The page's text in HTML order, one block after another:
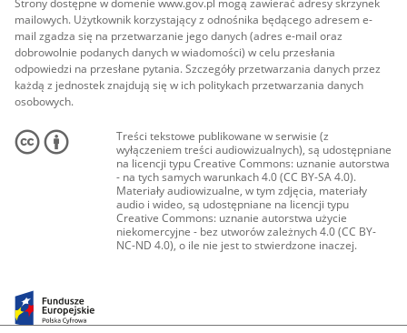
Strony dostępne w domenie www.gov.pl mogą zawierać adresy skrzynek
mailowych. Użytkownik korzystający z odnośnika będącego adresem e-
mail zgadza się na przetwarzanie jego danych (adres e-mail oraz
dobrowolnie podanych danych w wiadomości) w celu przesłania
odpowiedzi na przesłane pytania. Szczegóły przetwarzania danych przez
każdą z jednostek znajdują się w ich politykach przetwarzania danych
osobowych.
Treści tekstowe publikowane w serwisie (z
wyłączeniem treści audiowizualnych), są udostępniane
na licencji typu Creative Commons: uznanie autorstwa
- na tych samych warunkach 4.0 (CC BY-SA 4.0).
Materiały audiowizualne, w tym zdjęcia, materiały
audio i wideo, są udostępniane na licencji typu
Creative Commons: uznanie autorstwa użycie
niekomercyjne - bez utworów zależnych 4.0 (CC BY-
NC-ND 4.0), o ile nie jest to stwierdzone inaczej.